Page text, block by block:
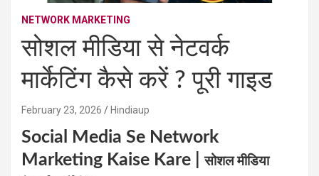
NETWORK MARKETING
सोशल मीडिया से नेटवर्क
मार्केटिंग कैसे करें ? पूरी गाइड
February 23, 2026 Hindiaup
Social Media Se Network
Marketing Kaise Kare |सोशल मीडिया